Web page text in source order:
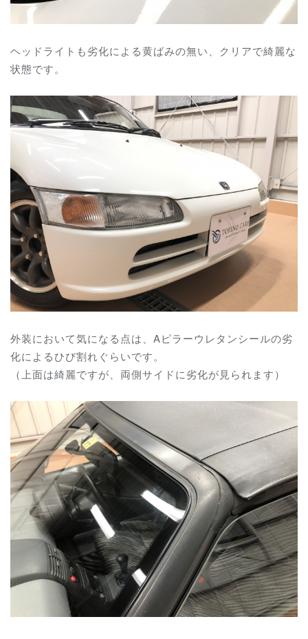
ヘッドライトも劣化による黄ばみの無い、クリアで綺麗な
状態です。
外装において気になる点は、Aピラーウレタンシールの劣
化によるひび割れぐらいです。
（上面は綺麗ですが、両側サイドに劣化が見られます）